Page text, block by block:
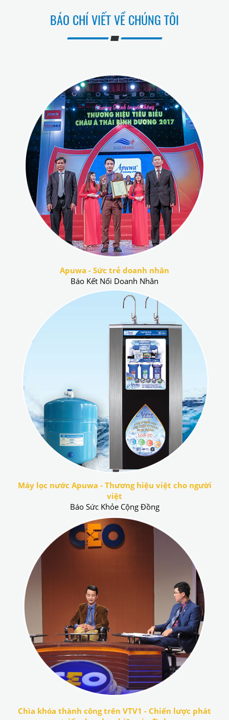
BÁO CHÍ VIẾT VỀ CHÚNG TÔI
Apuwa - Sức trẻ doanh nhân
Báo Kết Nối Doanh Nhân
Máy lọc nước Apuwa - Thương hiệu việt cho người
việt
Báo Sức Khỏe Cộng Đồng
Chìa khóa thành công trên VTV1 - Chiến lược phát